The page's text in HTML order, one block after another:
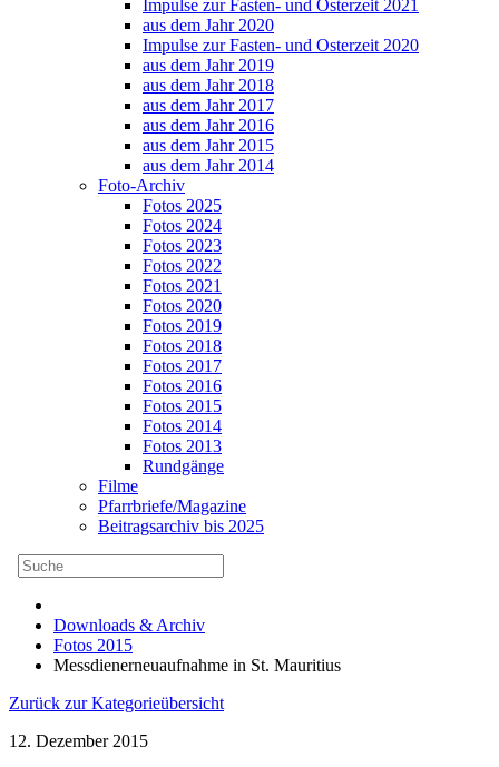
Impulse zur Fasten- und Osterzeit 2021
aus dem Jahr 2020
Impulse zur Fasten- und Osterzeit 2020
aus dem Jahr 2019
aus dem Jahr 2018
aus dem Jahr 2017
aus dem Jahr 2016
aus dem Jahr 2015
aus dem Jahr 2014
Foto-Archiv
Fotos 2025
Fotos 2024
Fotos 2023
Fotos 2022
Fotos 2021
Fotos 2020
Fotos 2019
Fotos 2018
Fotos 2017
Fotos 2016
Fotos 2015
Fotos 2014
Fotos 2013
Rundgänge
Filme
Pfarrbriefe/Magazine
Beitragsarchiv bis 2025
Downloads & Archiv
Fotos 2015
Messdienerneuaufnahme in St. Mauritius
Zurück zur Kategorieübersicht
12. Dezember 2015